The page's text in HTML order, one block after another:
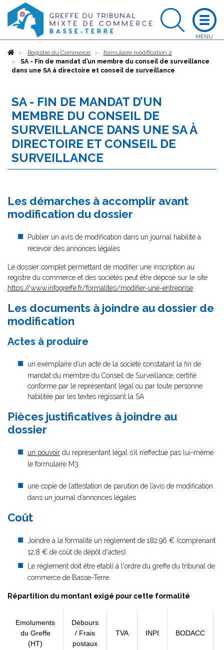
AccueilRegistre du Commerce
formulaire modification 2
SA - Fin de mandat d’un membre du conseil de surveillance
dans une SA à directoire et conseil de surveillance
SA - FIN DE MANDAT D’UN
MEMBRE DU CONSEIL DE
SURVEILLANCE DANS UNE SA À
DIRECTOIRE ET CONSEIL DE
SURVEILLANCE
Les démarches à accomplir avant
modification du dossier
Publier un avis de modification dans un journal habilité à
recevoir des annonces légales
Le dossier complet permettant de modifier une inscription au
registre du commerce et des sociétés peut être déposé sur le site
https://www.infogreffe.fr/formalites/modifier-une-entreprise
Les documents à joindre au dossier de
modification
Actes à produire
un exemplaire d’un acte de la société constatant la fin de
mandat du membre du Conseil de Surveillance, certifié
conforme par le représentant légal ou par toute personne
habilitée par les textes régissant la SA
Pièces justificatives à joindre au
dossier
un pouvoir du représentant légal s’il n’effectue pas lui-même
le formulaire M3
une copie de l’attestation de parution de l’avis de modification
dans un journal d’annonces légales
Coût
Joindre à la formalité un règlement de182.96 € (comprenant
12,8 € de coût de dépôt d'actes).
Le règlement doit être établi à l'ordre du greffe du tribunal de
commerce de Basse-Terre.
Répartition du montant exigé pour cette formalité
Emoluments
du Greffe
(HT)
Débours
/ Frais
postaux
TVA INPI BODACC